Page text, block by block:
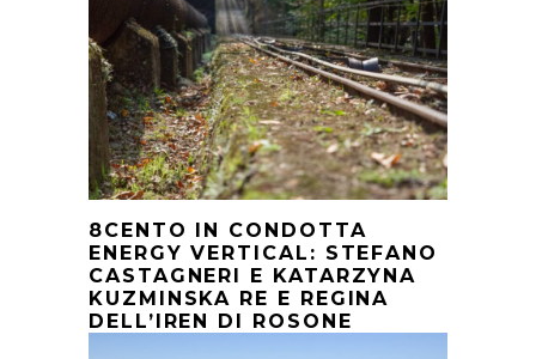
8CENTO IN CONDOTTA
ENERGY VERTICAL: STEFANO
CASTAGNERI E KATARZYNA
KUZMINSKA RE E REGINA
DELL’IREN DI ROSONE